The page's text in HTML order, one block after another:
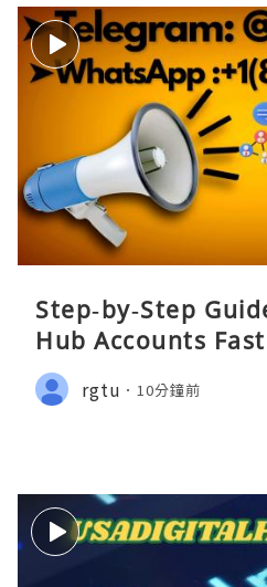
Step‑by‑Step
Hub Accounts
rgtu 10分鐘前